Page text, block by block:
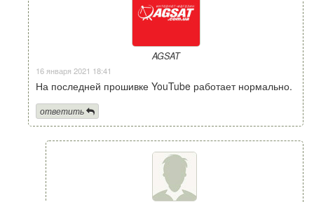
AGSAT
16 января 2021 18:41
На последней прошивке YouTube работает нормально.
ответить